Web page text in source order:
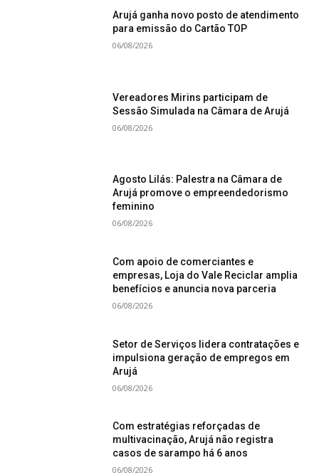
Arujá ganha novo posto de atendimento
para emissão do Cartão TOP
06/08/2026
Vereadores Mirins participam de
Sessão Simulada na Câmara de Arujá
06/08/2026
Agosto Lilás: Palestra na Câmara de
Arujá promove o empreendedorismo
feminino
06/08/2026
Com apoio de comerciantes e
empresas, Loja do Vale Reciclar amplia
benefícios e anuncia nova parceria
06/08/2026
Setor de Serviços lidera contratações e
impulsiona geração de empregos em
Arujá
06/08/2026
Com estratégias reforçadas de
multivacinação, Arujá não registra
casos de sarampo há 6 anos
06/08/2026